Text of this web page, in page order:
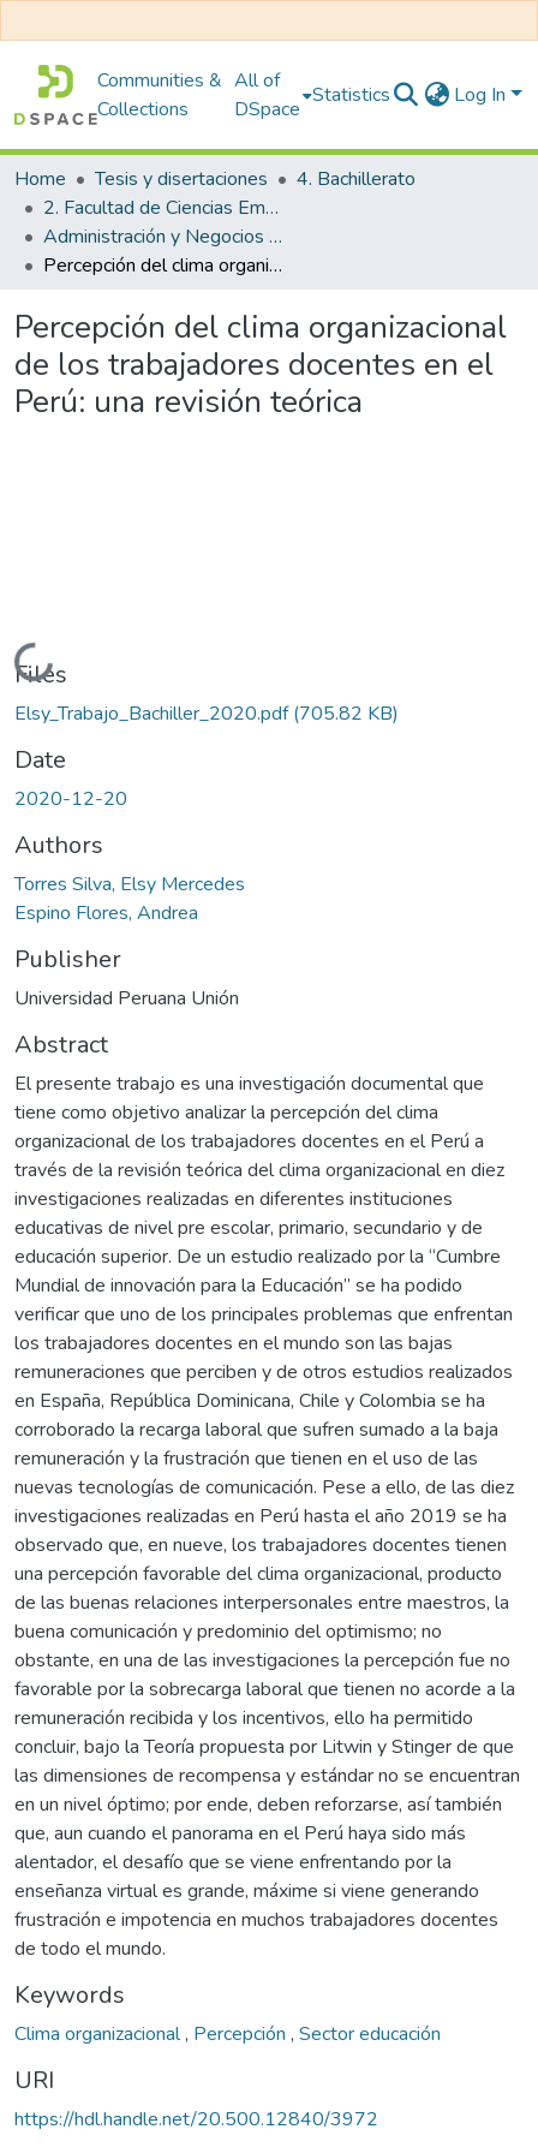
Communities &
Collections
All of
DSpace
Statistics Log In
Home Tesis y disertaciones
4. Bachillerato
2. Facultad de Ciencias Empresariales
Administración y Negocios Internacionales
Percepción del clima organizacional de los trabajadores docentes en el Perú: una revisión teórica
Percepción del clima organizacional
de los trabajadores docentes en el
Perú: una revisión teórica
Loading...
Files
Elsy_Trabajo_Bachiller_2020.pdf(705.82 KB)
Date
2020-12-20
Authors
Torres Silva, Elsy Mercedes
Espino Flores, Andrea
Publisher
Universidad Peruana Unión
Abstract
El presente trabajo es una investigación documental que
tiene como objetivo analizar la percepción del clima
organizacional de los trabajadores docentes en el Perú a
través de la revisión teórica del clima organizacional en diez
investigaciones realizadas en diferentes instituciones
educativas de nivel pre escolar, primario, secundario y de
educación superior. De un estudio realizado por la “Cumbre
Mundial de innovación para la Educación” se ha podido
verificar que uno de los principales problemas que enfrentan
los trabajadores docentes en el mundo son las bajas
remuneraciones que perciben y de otros estudios realizados
en España, República Dominicana, Chile y Colombia se ha
corroborado la recarga laboral que sufren sumado a la baja
remuneración y la frustración que tienen en el uso de las
nuevas tecnologías de comunicación. Pese a ello, de las diez
investigaciones realizadas en Perú hasta el año 2019 se ha
observado que, en nueve, los trabajadores docentes tienen
una percepción favorable del clima organizacional, producto
de las buenas relaciones interpersonales entre maestros, la
buena comunicación y predominio del optimismo; no
obstante, en una de las investigaciones la percepción fue no
favorable por la sobrecarga laboral que tienen no acorde a la
remuneración recibida y los incentivos, ello ha permitido
concluir, bajo la Teoría propuesta por Litwin y Stinger de que
las dimensiones de recompensa y estándar no se encuentran
en un nivel óptimo; por ende, deben reforzarse, así también
que, aun cuando el panorama en el Perú haya sido más
alentador, el desafío que se viene enfrentando por la
enseñanza virtual es grande, máxime si viene generando
frustración e impotencia en muchos trabajadores docentes
de todo el mundo.
Keywords
Clima organizacional, Percepción , Sector educación
URI
https://hdl.handle.net/20.500.12840/3972